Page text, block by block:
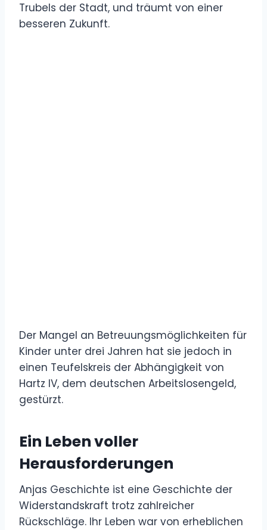
Trubels der Stadt, und träumt von einer
besseren Zukunft.
Der Mangel an Betreuungsmöglichkeiten für
Kinder unter drei Jahren hat sie jedoch in
einen Teufelskreis der Abhängigkeit von
Hartz IV, dem deutschen Arbeitslosengeld,
gestürzt.
Ein Leben voller
Herausforderungen
Anjas Geschichte ist eine Geschichte der
Widerstandskraft trotz zahlreicher
Rückschläge. Ihr Leben war von erheblichen